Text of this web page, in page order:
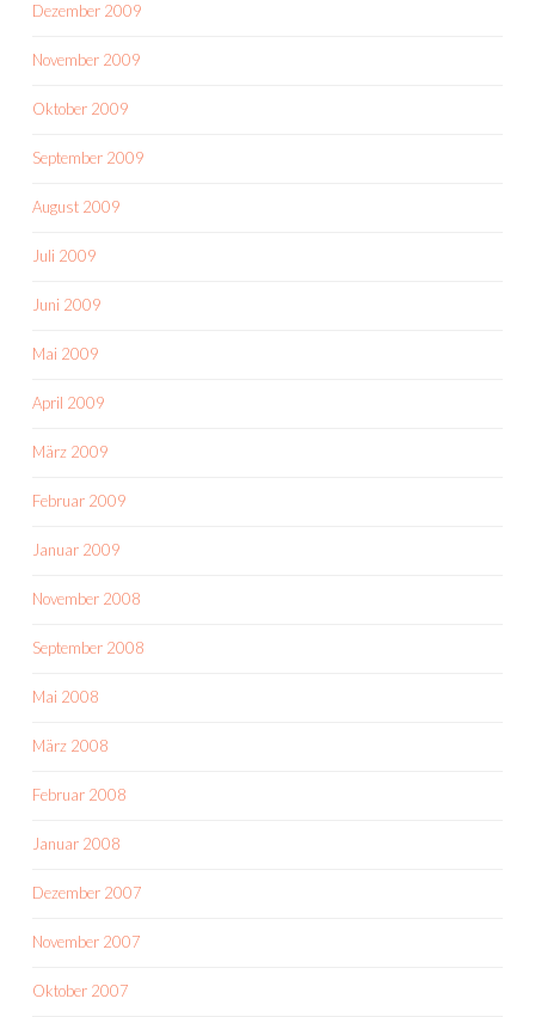
Dezember 2009
November 2009
Oktober 2009
September 2009
August 2009
Juli 2009
Juni 2009
Mai 2009
April 2009
März 2009
Februar 2009
Januar 2009
November 2008
September 2008
Mai 2008
März 2008
Februar 2008
Januar 2008
Dezember 2007
November 2007
Oktober 2007